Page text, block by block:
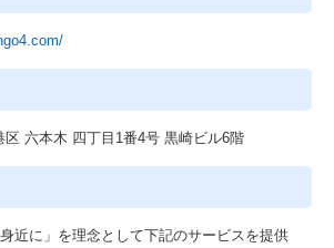
区 六本木 四丁目1番4号 黒崎ビル6階
近に」を理念として下記のサービスを提供